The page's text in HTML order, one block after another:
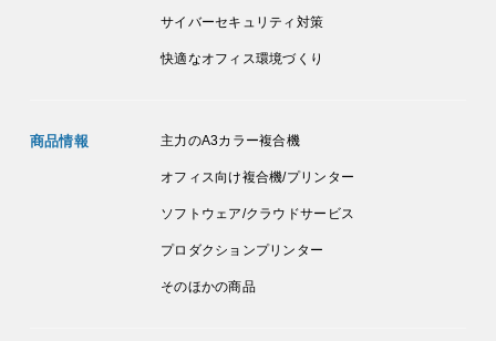
サイバーセキュリティ対策
快適なオフィス環境づくり
商品情報 主力のA3カラー複合機
オフィス向け複合機/プリンター
ソフトウェア/クラウドサービス
プロダクションプリンター
そのほかの商品